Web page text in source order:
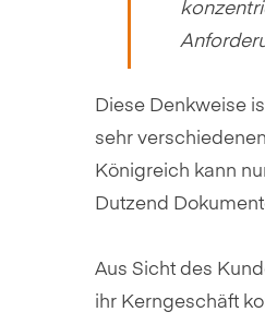
Diese Denkweise
sehr
Königreich kann
Dutzend
Aus Sicht des
ihr Kerngeschäft